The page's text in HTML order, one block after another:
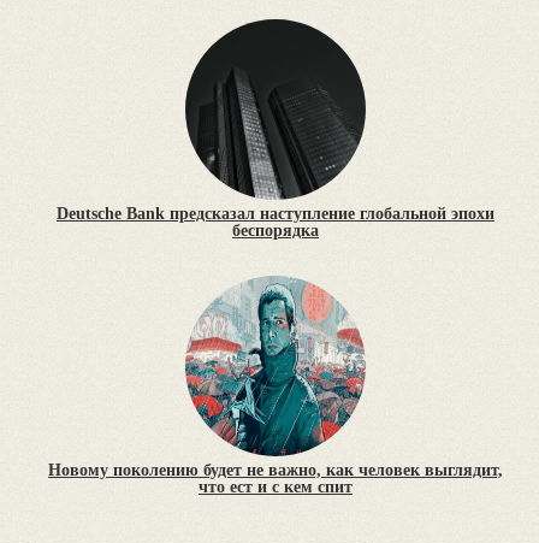
Deutsche Bank предсказал наступление глобальной эпохи
беспорядка
Новому поколению будет не важно, как человек выглядит,
что ест и с кем спит